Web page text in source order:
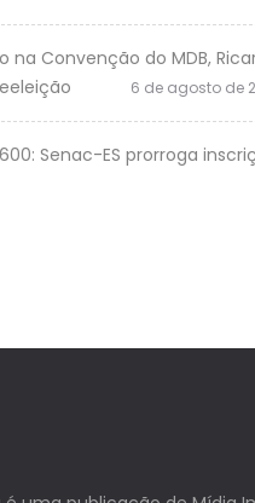
na Convenção do MDB,
6 de agosto de
Senac-ES prorroga